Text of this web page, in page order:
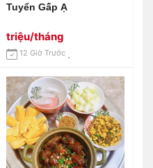
Tuyển Gấp Ạ
triệu/tháng
12 Giờ Trước